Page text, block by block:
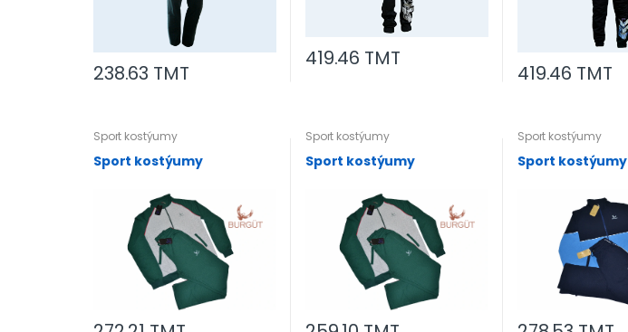
238.63 TMT
419.46 TMT
419.46 TMT
Sport kostýumy
Sport kostýumy
Sport kostýumy
Sport kostýumy
Sport kostýumy
Sport kostýumy